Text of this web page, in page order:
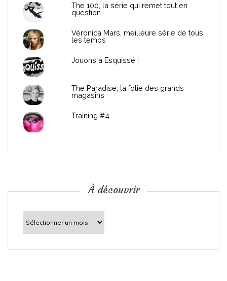
c
The 100, la série qui remet tout en
question
Véronica Mars, meilleure série de tous
les temps
Jouons à Esquissé !
The Paradise, la folie des grands
magasins
Training #4
À découvrir
À
découvrir